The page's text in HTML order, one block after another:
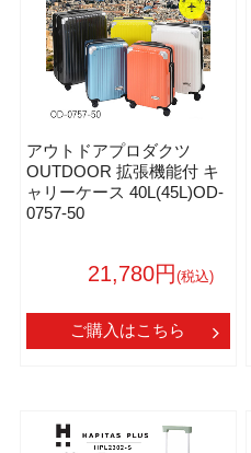
アウトドアプロダクツ
OUTDOOR 拡張機能付 キ
ャリーケース 40L(45L)OD-
0757-50
21,780円 (税込)
ご購入はこちら